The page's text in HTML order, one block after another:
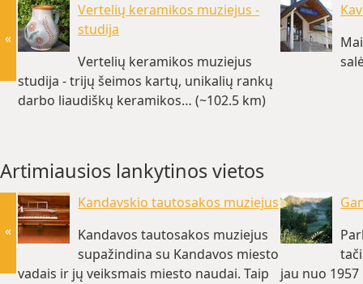
Vertelių keramikos muziejus -
studija
Vertelių keramikos muziejus
studija - trijų šeimos kartų, unikalių rankų
darbo liaudiškų keramikos… (~102.5 km)
«
Artimiausios lankytinos vietos
Kandavskio tautosakos muziejus
Kandavos tautosakos muziejus
supažindina su Kandavos miesto
vadais ir jų veiksmais miesto naudai. Taip
jau nuo
«